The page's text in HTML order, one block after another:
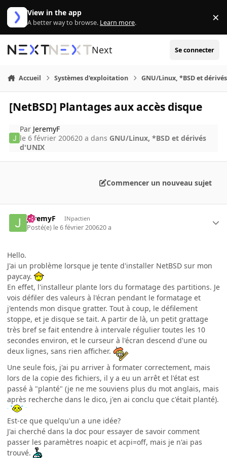
Aller au contenu
View in the app
A better way to browse. Learn more. ×
Next Se connecter
Accueil Systèmes d'exploitation GNU/Linux, *BSD et
[NetBSD] Plantages aux accès disque
Par JeremyF
le 6 février 200620 a dans GNU/Linux, *BSD et dérivés
d'UNIX
Commencer un nouveau sujet
JeremyF INpactien
Posté(e) le 6 février 200620 a
Hello.
J'ai un problème lorsque je tente d'installer NetBSD sur mon
paycay.
En effet, l'installeur plante lors du formatage des partitions. Je
vois défiler des valeurs à l'écran pendant le formatage et
j'entends mon disque gratter. Tout à coup, le défilement
stoppe, et je disque se tait. A partir de là, un petit grattage
très bref se fait entendre à intervale régulier toutes les 10
secondes environ, et le curseur à l'écran descend d'une ou
deux lignes, sans rien afficher.
Une seule fois, j'ai pu arriver à formater correctement, mais
lors de la copie des fichiers, il y a eu un arrêt et l'état est
passé à "planté" (je ne me souviens plus du mot anglais, mais
après recherche dans le dico, j'en ai conclu que c'était planté).
Est-ce que quelqu'un a une idée?
J'ai cherché dans la doc pour essayer de savoir comment
passer les paramètres noapic et acpi=off, mais je n'ai pas
trouvé.